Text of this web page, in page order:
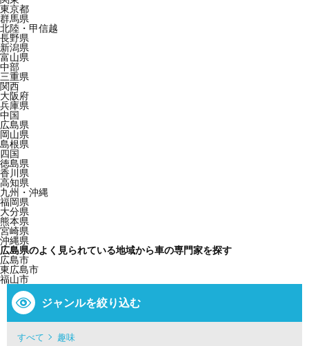
東京都
群馬県
北陸・甲信越
長野県
新潟県
富山県
中部
三重県
関西
大阪府
兵庫県
中国
広島県
岡山県
島根県
四国
徳島県
香川県
高知県
九州・沖縄
福岡県
大分県
熊本県
宮崎県
沖縄県
広島県のよく見られている地域から車の専門家を探す
広島市
東広島市
福山市
ジャンルを絞り込む
すべて 趣味